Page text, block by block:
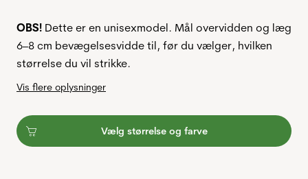
OBS! Dette er en unisexmodel. Mål overvidden og læg
6–8 cm bevægelsesvidde til, før du vælger, hvilken
størrelse du vil strikke.
Vis flere oplysninger
Vælg størrelse og farve